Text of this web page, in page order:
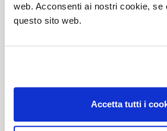
web. Acconsenti ai nostri cookie, se
questo sito web.
Accetta tutti i
internet.
numero di
utente ha
internet,
la visita più
_gat Google
Utilizzato da